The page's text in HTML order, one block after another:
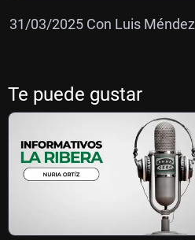
31/03/2025 Con Luis Méndez
Te puede gustar